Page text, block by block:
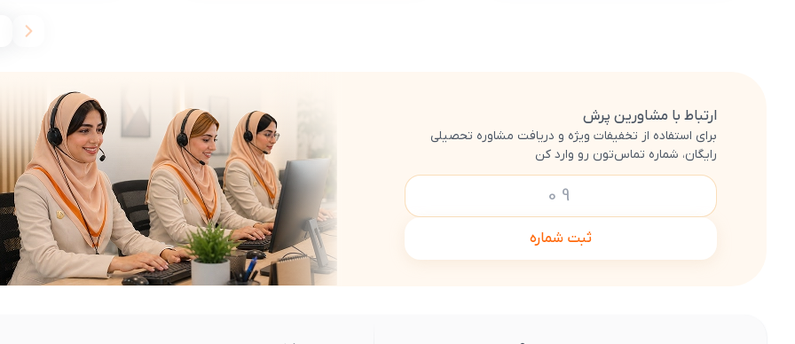
ارتباط با مشاورین پرش
برای استفاده از تخفیفات ویژه و دریافت مشاوره تحصیلی
رایگان، شماره تماس‌تون رو وارد کن
ثبت شماره